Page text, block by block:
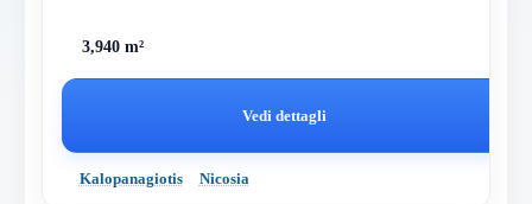
3,940 m²
Vedi dettagli
Kalopanagiotis Nicosia